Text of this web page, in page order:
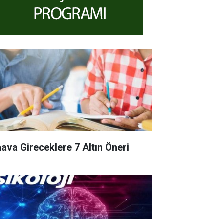
Gireceklere 7 Altın Öneri